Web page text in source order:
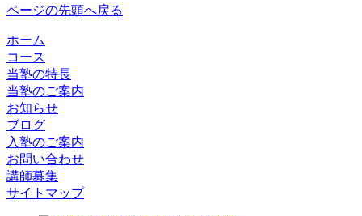
ページの先頭へ戻る
ホーム
コース
当塾の特長
当塾のご案内
お知らせ
ブログ
入塾のご案内
お問い合わせ
講師募集
サイトマップ